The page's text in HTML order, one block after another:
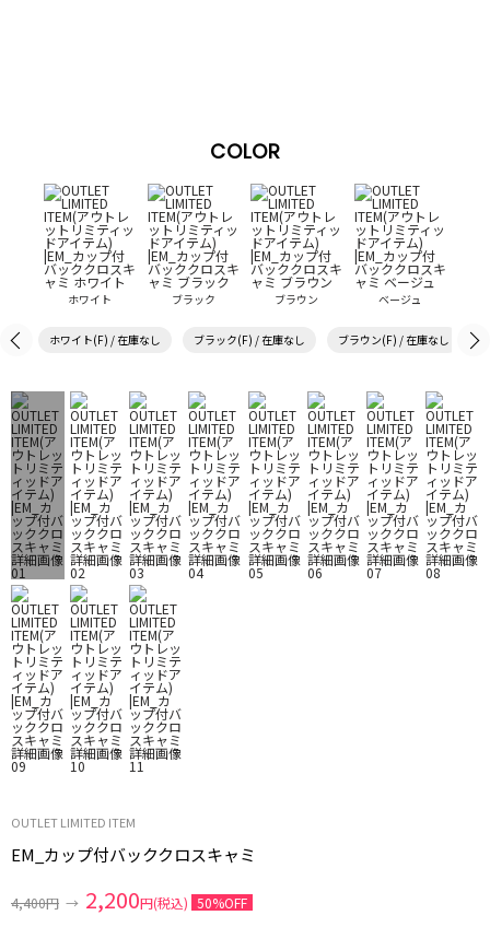
COLOR
ホワイト ブラック ブラウン ベージュ
ホワイト(F) / 在庫なし ブラック(F) / 在庫なし ブラウン(F) / 在庫なし
OUTLET LIMITED ITEM
EM_カップ付バッククロスキャミ
4,400円 → 2,200円(税込) 50%OFF